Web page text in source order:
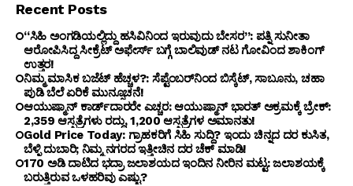
Recent Posts
“ಸಿಹಿ ಅಂಗಡಿಯಲ್ಲಿದ್ದು ಹಸಿವಿನಿಂದ ಇರುವುದು ಬೇಸರ”: ಪತ್ನಿ ಸುನೀತಾ
ಆರೋಪಿಸಿದ್ದ ಸೀಕ್ರೆಟ್ ಅಫೇರ್ಸ್ ಬಗ್ಗೆ ಬಾಲಿವುಡ್ ನಟ ಗೋವಿಂದ ಶಾಕಿಂಗ್
ಉತ್ತರ!
ನಿಮ್ಮ ಮಾಸಿಕ ಬಜೆಟ್ ಹೆಚ್ಚಳ?: ಸೆಪ್ಟೆಂಬರ್‌ನಿಂದ ಬಿಸ್ಕೆಟ್, ಸಾಬೂನು, ಚಹಾ
ಪುಡಿ ಬೆಲೆ ಏರಿಕೆ ಮುನ್ಸೂಚನೆ!
ಆಯುಷ್ಮಾನ್ ಕಾರ್ಡ್‌ದಾರರೇ ಎಚ್ಚರ: ಆಯುಷ್ಮಾನ್ ಭಾರತ್ ಅಕ್ರಮಕ್ಕೆ ಬ್ರೇಕ್:
2,359 ಆಸ್ಪತ್ರೆಗಳು ರದ್ದು, 1,200 ಆಸ್ಪತ್ರೆಗಳ ಅಮಾನತು!
Gold Price Today: ಗ್ರಾಹಕರಿಗೆ ಸಿಹಿ ಸುದ್ದಿ? ಇಂದು ಚಿನ್ನದ ದರ ಕುಸಿತ,
ಬೆಳ್ಳಿ ದುಬಾರಿ; ನಿಮ್ಮ ನಗರದ ಇತ್ತೀಚಿನ ದರ ಚೆಕ್ ಮಾಡಿ!
170 ಅಡಿ ದಾಟಿದ ಭದ್ರಾ ಜಲಾಶಯದ ಇಂದಿನ ನೀರಿನ ಮಟ್ಟ: ಜಲಾಶಯಕ್ಕೆ
ಬರುತ್ತಿರುವ ಒಳಹರಿವು ಎಷ್ಟು?